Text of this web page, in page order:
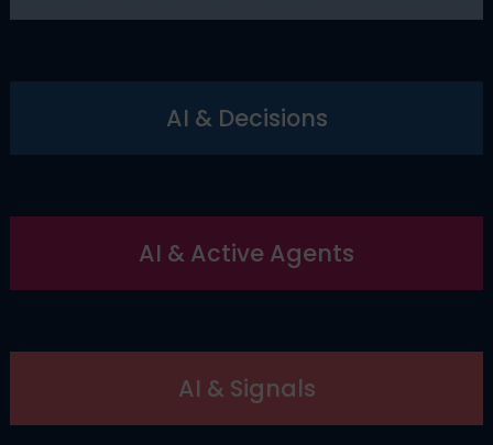
AI & Decisions
AI & Active Agents
AI & Signals